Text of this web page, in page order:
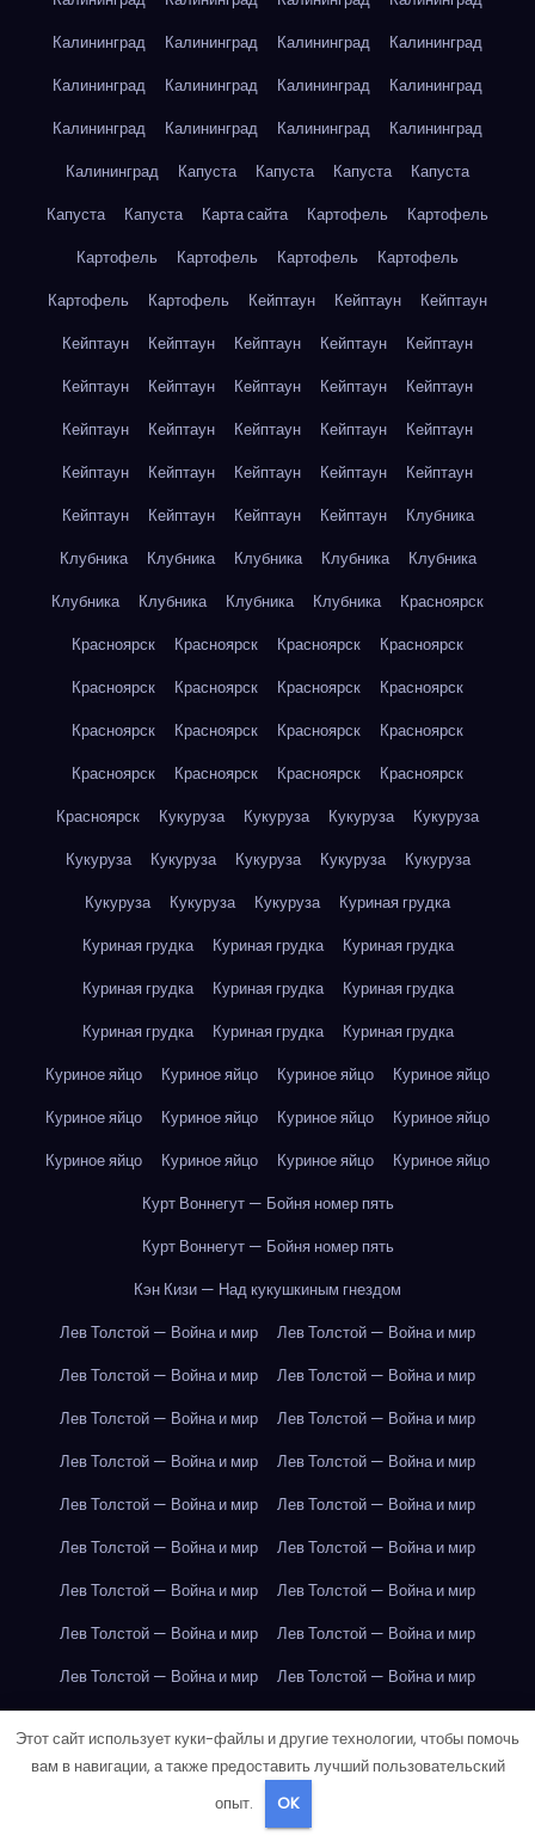
Калининград
Калининград Калининград
Калининград
Калининград
Калининград Калининград
Калининград
Калининград
Калининград Калининград
Калининград
Калининград
Капуста Капуста Капуста
Капуста
Капуста
Капуста Карта сайта Картофель
Картофель
Картофель
Картофель Картофель
Картофель
Картофель
Картофель Кейптаун Кейптаун
Кейптаун
Кейптаун
Кейптаун Кейптаун Кейптаун
Кейптаун
Кейптаун
Кейптаун Кейптаун Кейптаун
Кейптаун
Кейптаун
Кейптаун Кейптаун Кейптаун
Кейптаун
Кейптаун
Кейптаун Кейптаун Кейптаун
Кейптаун
Кейптаун
Кейптаун Кейптаун Кейптаун
Клубника
Клубника
Клубника Клубника Клубника
Клубника
Клубника
Клубника Клубника Клубника
Красноярск
Красноярск
Красноярск Красноярск
Красноярск
Красноярск
Красноярск Красноярск
Красноярск
Красноярск
Красноярск Красноярск
Красноярск
Красноярск
Красноярск Красноярск
Красноярск
Красноярск
Кукуруза Кукуруза Кукуруза
Кукуруза
Кукуруза
Кукуруза Кукуруза Кукуруза
Кукуруза
Кукуруза
Кукуруза Кукуруза
Куриная грудка
Куриная грудка
Куриная грудка
Куриная грудка
Куриная грудка
Куриная грудка
Куриная грудка
Куриная грудка
Куриная грудка
Куриная грудка
Куриное яйцо
Куриное яйцо Куриное яйцо
Куриное яйцо
Куриное яйцо
Куриное яйцо Куриное яйцо
Куриное яйцо
Куриное яйцо
Куриное яйцо Куриное яйцо
Куриное яйцо
Курт Воннегут — Бойня номер пять
Курт Воннегут — Бойня номер пять
Кэн Кизи — Над кукушкиным гнездом
Лев Толстой — Война и мир
Лев Толстой — Война и мир
Лев Толстой — Война и мир
Лев Толстой — Война и мир
Лев Толстой — Война и мир
Лев Толстой — Война и мир
Лев Толстой — Война и мир
Лев Толстой — Война и мир
Лев Толстой — Война и мир
Лев Толстой — Война и мир
Лев Толстой — Война и мир
Лев Толстой — Война и мир
Лев Толстой — Война и мир
Лев Толстой — Война и мир
Лев Толстой — Война и мир
Лев Толстой — Война и мир
Лев Толстой — Война и мир
Лев Толстой — Война и мир
Лондон
Лондон Лондон Лондон Лондон
Лондон
Лондон Лондон
Этот сайт использует куки-файлы и другие технологии, чтобы помочь
вам в навигации, а также предоставить лучший пользовательский
опыт.
OK